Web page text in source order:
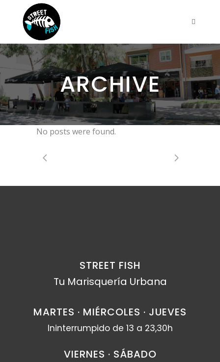
ARCHIVE
No posts were found.
STREET FISH
Tu Marisquería Urbana
MARTES · MIÉRCOLES · JUEVES
Ininterrumpido de 13 a 23,30h
VIERNES · SÁBADO